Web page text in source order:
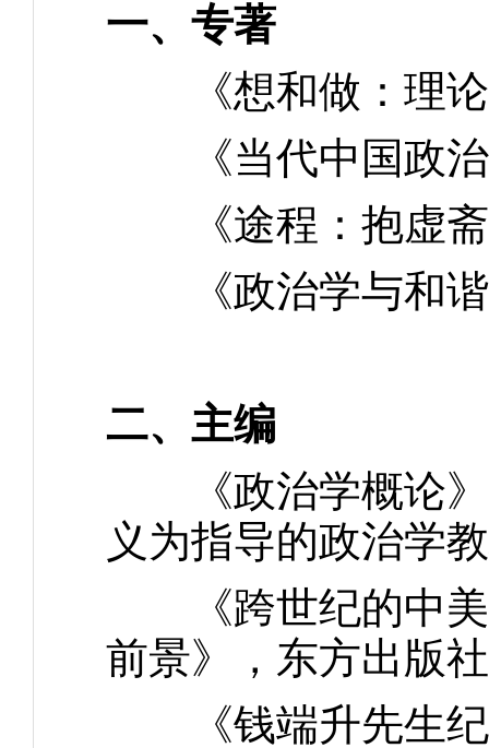
一、专著
《想和做：理论
《当代中国政治
《途程：抱虚斋
《政治学与和谐
二、主编
《政治学概论》
义为指导的政治学
《跨世纪的中美
前景》，东方出版
《钱端升先生纪